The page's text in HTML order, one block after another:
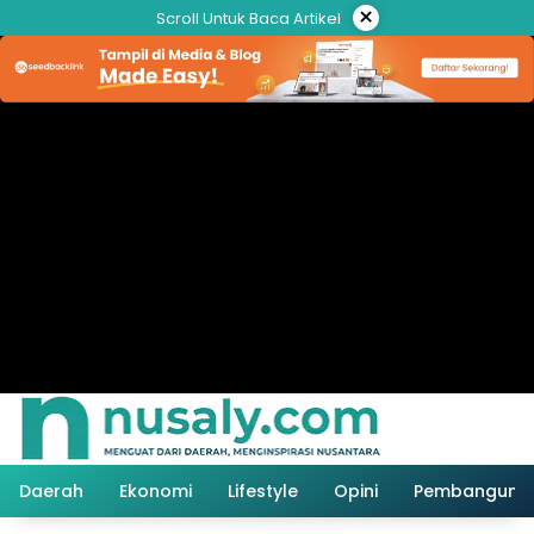
ke
konten
Scroll Untuk Baca Artikel ×
Daerah Ekonomi Lifestyle Opini